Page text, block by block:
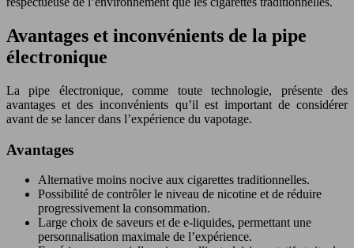
Avantages et inconvénients de la pipe
électronique
La pipe électronique, comme toute technologie, présente des
avantages et des inconvénients qu’il est important de considérer
avant de se lancer dans l’expérience du vapotage.
Avantages
Alternative moins nocive aux cigarettes traditionnelles.
Possibilité de contrôler le niveau de nicotine et de réduire
progressivement la consommation.
Large choix de saveurs et de e-liquides, permettant une
personnalisation maximale de l’expérience.